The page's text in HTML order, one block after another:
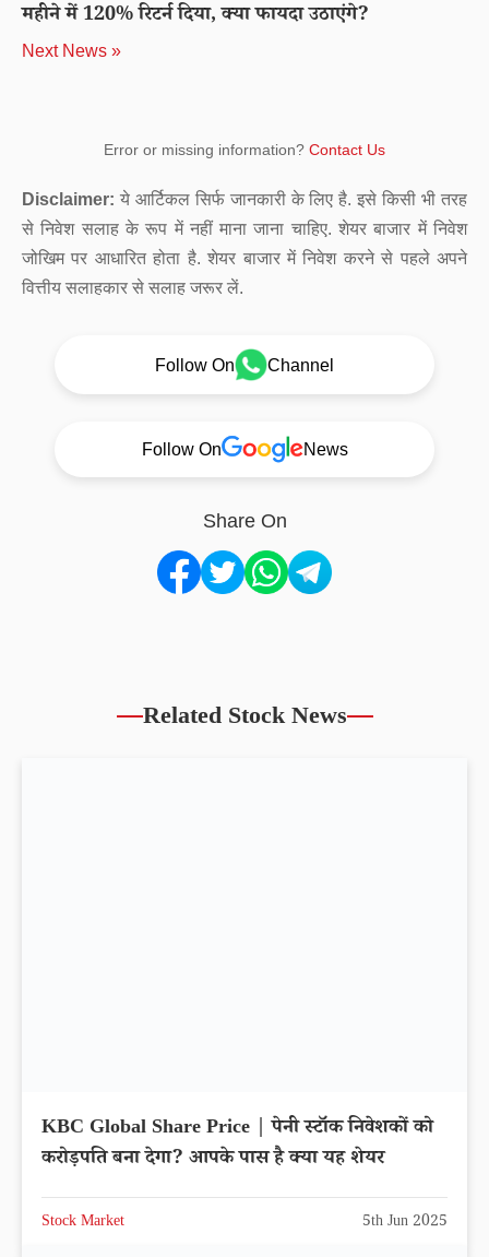
महीने में 120% रिटर्न दिया, क्या फायदा उठाएंगे?
Next News »
Error or missing information? Contact Us
Disclaimer: ये आर्टिकल सिर्फ जानकारी के लिए है. इसे किसी भी तरह
से निवेश सलाह के रूप में नहीं माना जाना चाहिए. शेयर बाजार में निवेश
जोखिम पर आधारित होता है. शेयर बाजार में निवेश करने से पहले अपने
वित्तीय सलाहकार से सलाह जरूर लें.
Follow On Channel
Follow On News
Share On
Related Stock News
KBC Global Share Price | पेनी स्टॉक निवेशकों को
करोड़पति बना देगा? आपके पास है क्या यह शेयर
Stock Market 5th Jun 2025